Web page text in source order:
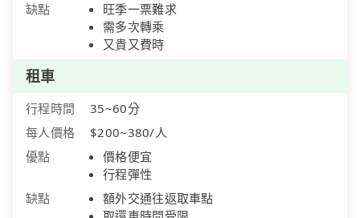
缺點
旺季一票難求
需多次轉乘
又貴又費時
租車
行程時間
35~60分
每人價格
$200~380/人
優點
價格便宜
行程彈性
缺點
額外交通往返取車點